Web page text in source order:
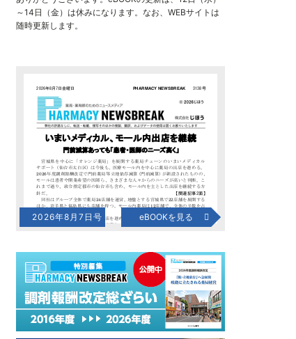
～14日（金）は休みになります。なお、WEBサイトは
随時更新します。
2026年8月7日号 eBOOKを見る